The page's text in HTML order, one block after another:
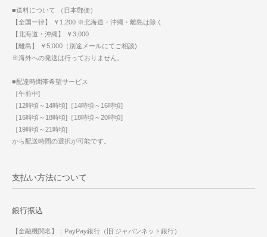
■送料について （日本郵便）
【全国一律】 ￥1,200 ※北海道・沖縄・離島は除く
【北海道・沖縄】 ￥3,000
【離島】 ￥5,000（別途メールにてご相談)
※海外への発送は行っておりません。
■配達時間帯希望サービス
［午前中]
［12時頃～14時頃]［14時頃～16時頃]
［16時頃～18時頃]［18時頃～20時頃]
［19時頃～21時頃]
から配送時間の選択が可能です。
支払い方法について
銀行振込
【金融機関名】：PayPay銀行（旧 ジャパンネット銀行）